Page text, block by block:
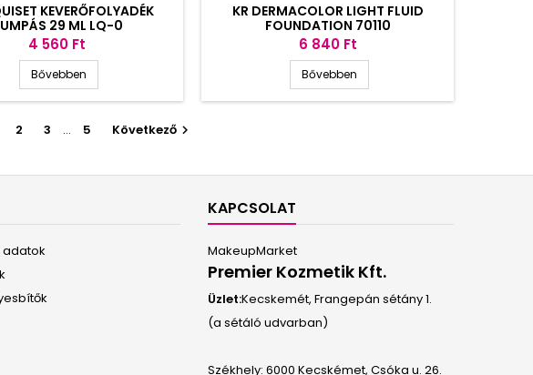
KEVERŐFOLYADÉK
29 ML LQ-0
Ár
4 560 Ft
Bővebben
KR DERMACOLOR LIGHT FLUID
FOUNDATION 70110
Ár
6 840 Ft
Bővebben
2 3 … 5 Következő 
adatok
KAPCSOLAT
MakeupMarket
Premier Kozmetik Kft.
Üzlet:Kecskemét, Frangepán sétány 1.
(a sétáló udvarban)
Székhely: 6000 Kecskémet, Csóka u. 26.